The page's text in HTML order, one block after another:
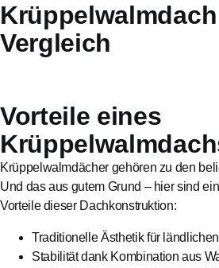
Vergleich
Vorteile eines
Krüppelwalmdächer gehören zu den
Und das aus gutem Grund – hier sind
Vorteile dieser Dachkonstruktion:
Traditionelle Ästhetik für
Stabilität dank Kombination aus